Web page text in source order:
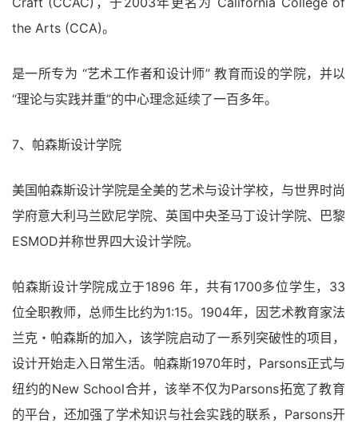
the Arts (CCA)。
是一所专为 “艺术工作者和设计师” 教育而设的学院，并以
“理论与实践并重”的中心理念延续了一百多年。
7、帕森斯设计学院
美国帕森斯设计学院是全美的艺术与设计学校，与世界时尚
学府意大利马兰欧尼学院、英国中央圣马丁设计学院、巴黎
ESMOD并称世界四大设计学院。
帕森斯设计学院成立于1896 年，共有1700多位学生，33
位全职教师，总师生比约为1:15。1904年，因艺术教育家法
兰克・帕森斯的加入，该学院启动了一系列突破性的项目，
设计开始走入日常生活。帕森斯1970年时，Parsons正式与
纽约的New School合并，该举不仅为Parsons拓宽了教育
的平台，还加强了学术知识与社会实践的联系，Parsons开